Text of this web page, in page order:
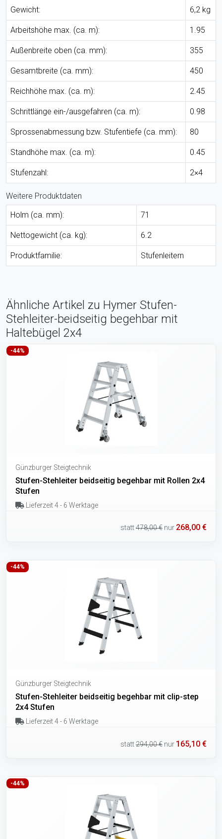
Gewicht: 6,2 kg
Arbeitshöhe max. (ca. m): 1.95
Außenbreite oben (ca. mm): 355
Gesamtbreite (ca. mm): 450
Reichhöhe max. (ca. m): 2.45
Schrittlänge ein-/ausgefahren (ca. m): 0.98
Sprossenabmessung bzw. Stufentiefe (ca. mm): 80
Standhöhe max. (ca. m): 0.45
Stufenzahl: 2×4
Weitere Produktdaten
Holm (ca. mm):
71
Nettogewicht (ca. kg): 6.2
Produktfamilie: Stufenleitern
Ähnliche Artikel zu Hymer Stufen-
Stehleiter-beidseitig begehbar mit
Haltebügel 2x4
-44%
Günzburger Steigtechnik
Stufen-Stehleiter beidseitig begehbar mit Rollen 2x4
Stufen
Lieferzeit 4 - 6 Werktage
statt478,00 € nur 268,00 €
-44%
Günzburger Steigtechnik
Stufen-Stehleiter beidseitig begehbar mit clip-step
2x4 Stufen
Lieferzeit 4 - 6 Werktage
statt294,00 € nur 165,10 €
-44%